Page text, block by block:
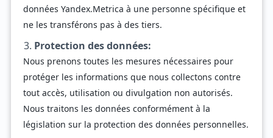
données Yandex.Metrica à une personne spécifique et
ne les transférons pas à des tiers.
Protection des données:
Nous prenons toutes les mesures nécessaires pour
protéger les informations que nous collectons contre
tout accès, utilisation ou divulgation non autorisés.
Nous traitons les données conformément à la
législation sur la protection des données personnelles.